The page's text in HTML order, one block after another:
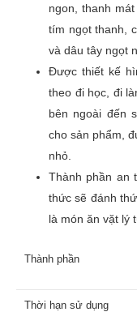
ngon, thanh
tím ngọt thanh,
và dâu tây ngọt
Được thiết kế
theo đi học, đi
bên ngoài đến
cho sản phẩm,
nhỏ.
Thành phần an
thức sẽ đánh
là món ăn vặt lý
Thành phần
Thời hạn sử dụng